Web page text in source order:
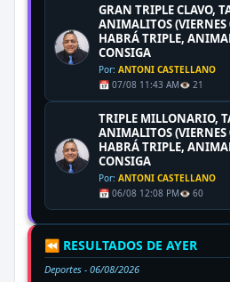
GRAN TRIPLE CLAVO,
ANIMALITOS (VIERNES
HABRÁ TRIPLE,
CONSIGA
Por: ANTONI CASTELLANO
📅 07/08 11:43 AM👁️ 21
TRIPLE MILLONARIO,
ANIMALITOS (VIERNES
HABRÁ TRIPLE,
CONSIGA
Por: ANTONI CASTELLANO
📅 06/08 12:08 PM👁️ 60
⏪ RESULTADOS DE AYER
Deportes - 06/08/2026